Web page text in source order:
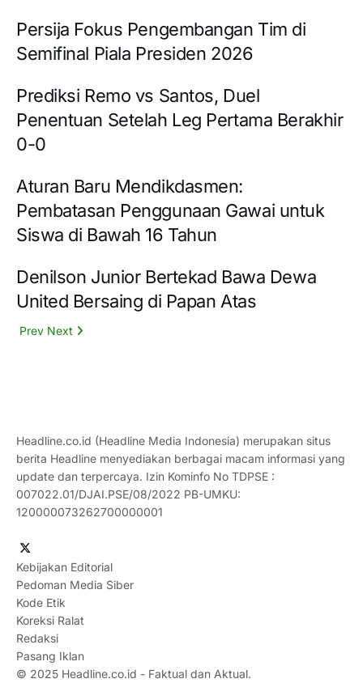
Persija Fokus Pengembangan Tim di
Semifinal Piala Presiden 2026
Prediksi Remo vs Santos, Duel
Penentuan Setelah Leg Pertama Berakhir
0-0
Aturan Baru Mendikdasmen:
Pembatasan Penggunaan Gawai untuk
Siswa di Bawah 16 Tahun
Denilson Junior Bertekad Bawa Dewa
United Bersaing di Papan Atas
Prev Next
Headline.co.id (Headline Media Indonesia) merupakan situs
berita Headline menyediakan berbagai macam informasi yang
update dan terpercaya. Izin Kominfo No TDPSE :
007022.01/DJAI.PSE/08/2022 PB-UMKU:
120000073262700000001
Kebijakan Editorial
Pedoman Media Siber
Kode Etik
Koreksi Ralat
Redaksi
Pasang Iklan
© 2025 Headline.co.id - Faktual dan Aktual.